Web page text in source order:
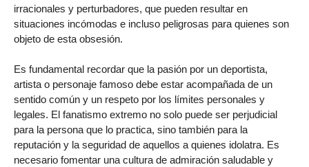
irracionales y perturbadores, que pueden resultar en
situaciones incómodas e incluso peligrosas para quienes son
objeto de esta obsesión.
Es fundamental recordar que la pasión por un deportista,
artista o personaje famoso debe estar acompañada de un
sentido común y un respeto por los límites personales y
legales. El fanatismo extremo no solo puede ser perjudicial
para la persona que lo practica, sino también para la
reputación y la seguridad de aquellos a quienes idolatra. Es
necesario fomentar una cultura de admiración saludable y